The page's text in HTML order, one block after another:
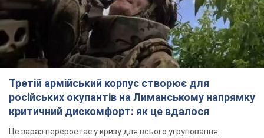
Третій армійський корпус створює для
російських окупантів на Лиманському напрямку
критичний дискомфорт: як це вдалося
Це зараз переростає у кризу для всього угруповання